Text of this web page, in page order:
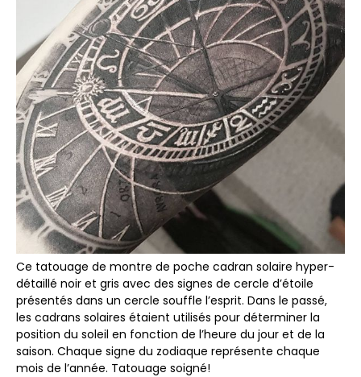
Ce tatouage de montre de poche cadran solaire hyper-
détaillé noir et gris avec des signes de cercle d’étoile
présentés dans un cercle souffle l’esprit. Dans le passé,
les cadrans solaires étaient utilisés pour déterminer la
position du soleil en fonction de l’heure du jour et de la
saison. Chaque signe du zodiaque représente chaque
mois de l’année. Tatouage soigné!